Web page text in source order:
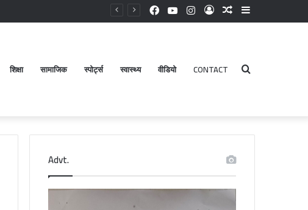
Sidebar
Random
Log
Instagram
YouTube
Facebook
शिक्षा सामाजिक स्पोर्ट्स स्वास्थ्य वीडियो CONTACT Search
Advt.